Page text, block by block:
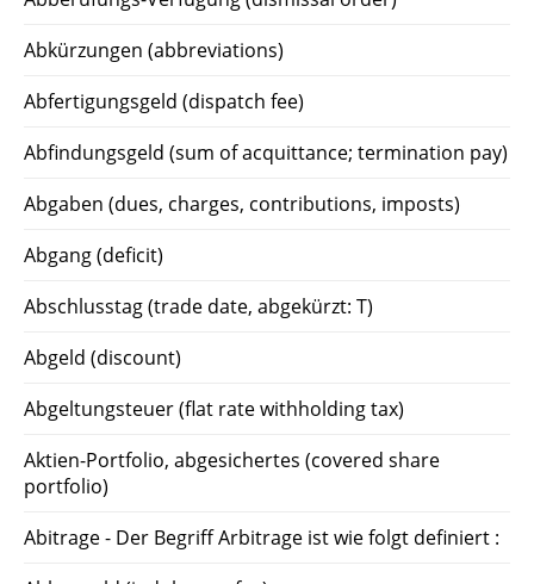
Abkürzungen (abbreviations)
Abfertigungsgeld (dispatch fee)
Abfindungsgeld (sum of acquittance; termination pay)
Abgaben (dues, charges, contributions, imposts)
Abgang (deficit)
Abschlusstag (trade date, abgekürzt: T)
Abgeld (discount)
Abgeltungsteuer (flat rate withholding tax)
Aktien-Portfolio, abgesichertes (covered share
portfolio)
Abitrage - Der Begriff Arbitrage ist wie folgt definiert :